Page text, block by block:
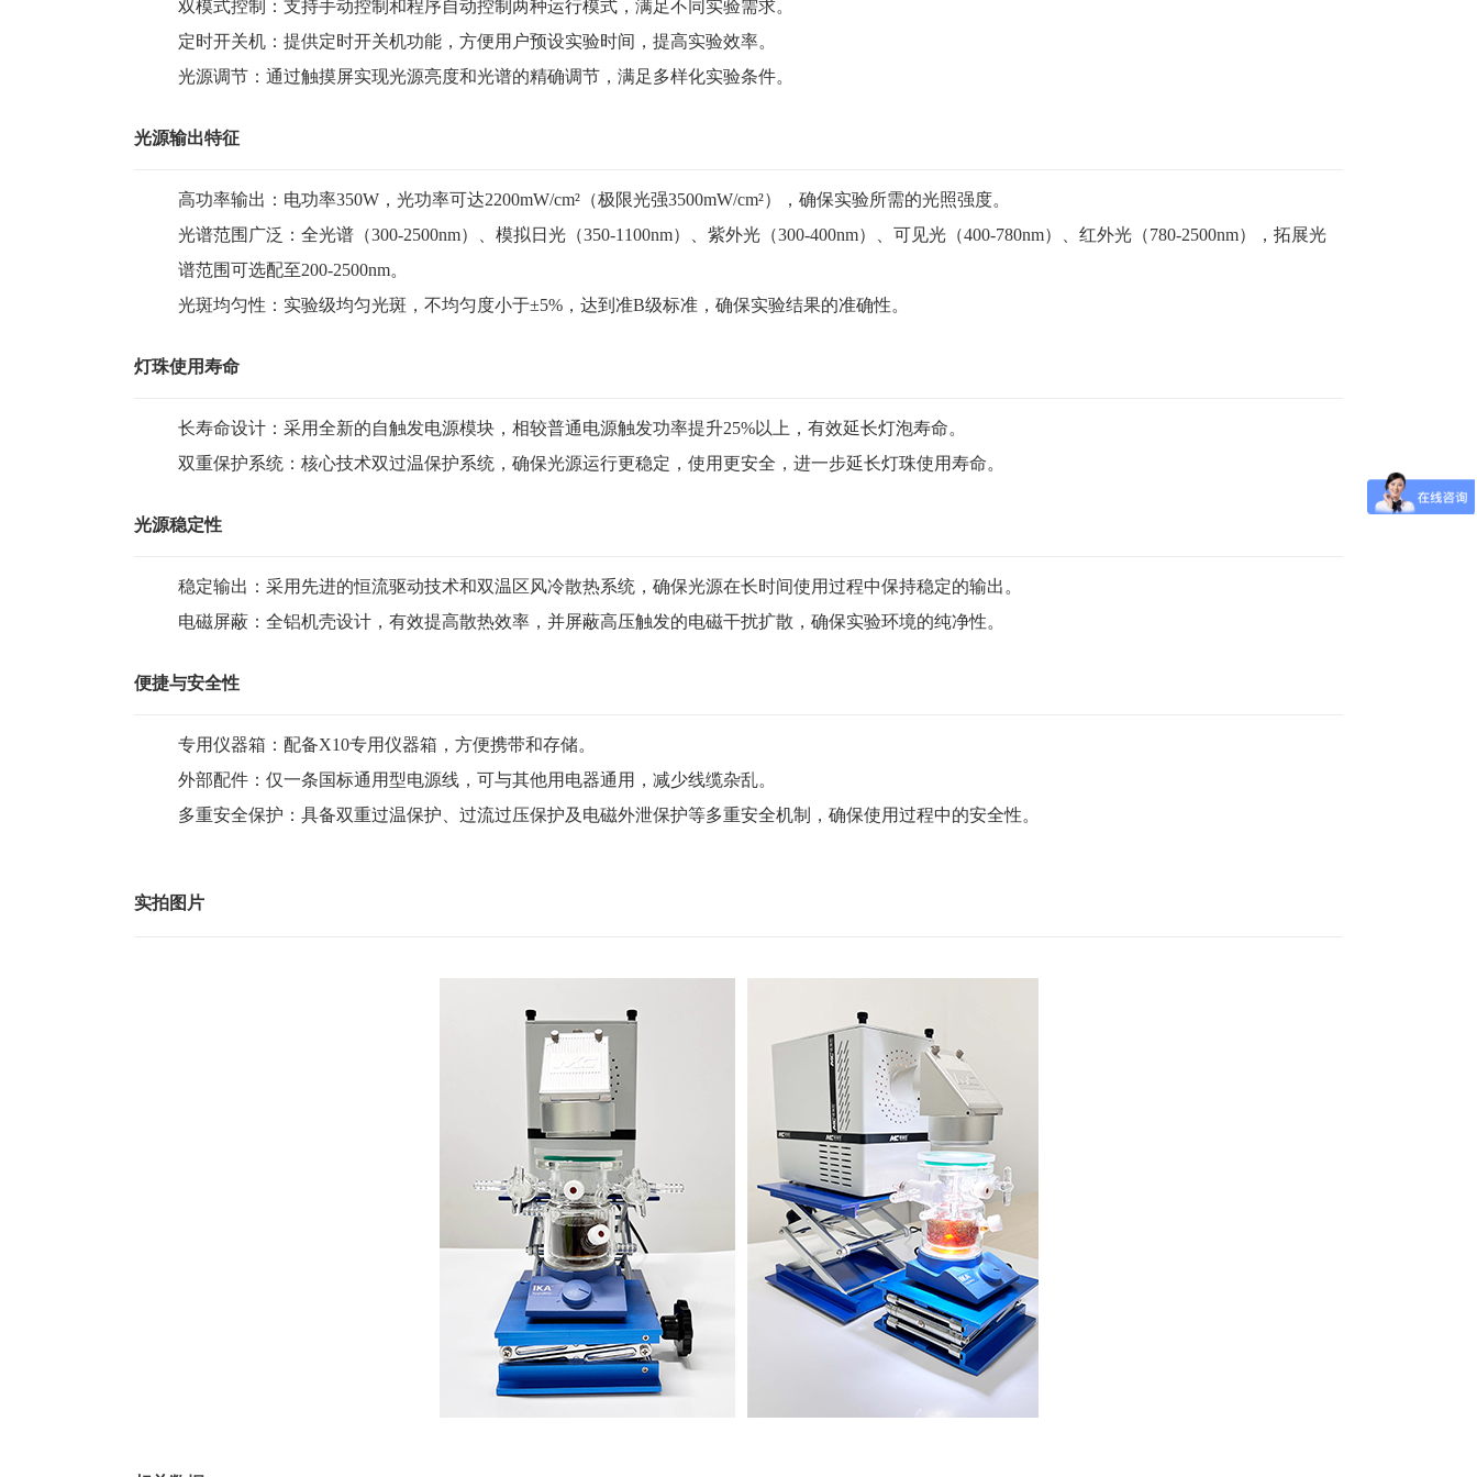
双模式控制：支持手动控制和程序自动控制两种运行模式，满足不同实验需求。
定时开关机：提供定时开关机功能，方便用户预设实验时间，提高实验效率。
光源调节：通过触摸屏实现光源亮度和光谱的精确调节，满足多样化实验条件。
光源输出特征
高功率输出：电功率350W，光功率可达2200mW/cm²（极限光强3500mW/cm²），确保实验所需的光照强度。
光谱范围广泛：全光谱（300-2500nm）、模拟日光（350-1100nm）、紫外光（300-400nm）、可见光（400-780nm）、红外光（780-2500nm），拓展光
谱范围可选配至200-2500nm。
光斑均匀性：实验级均匀光斑，不均匀度小于±5%，达到准B级标准，确保实验结果的准确性。
灯珠使用寿命
长寿命设计：采用全新的自触发电源模块，相较普通电源触发功率提升25%以上，有效延长灯泡寿命。
双重保护系统：核心技术双过温保护系统，确保光源运行更稳定，使用更安全，进一步延长灯珠使用寿命。
光源稳定性
稳定输出：采用先进的恒流驱动技术和双温区风冷散热系统，确保光源在长时间使用过程中保持稳定的输出。
电磁屏蔽：全铝机壳设计，有效提高散热效率，并屏蔽高压触发的电磁干扰扩散，确保实验环境的纯净性。
便捷与安全性
专用仪器箱：配备X10专用仪器箱，方便携带和存储。
外部配件：仅一条国标通用型电源线，可与其他用电器通用，减少线缆杂乱。
多重安全保护：具备双重过温保护、过流过压保护及电磁外泄保护等多重安全机制，确保使用过程中的安全性。
实拍图片